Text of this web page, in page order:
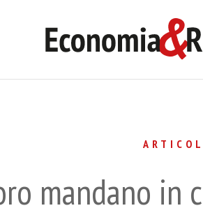
mandano